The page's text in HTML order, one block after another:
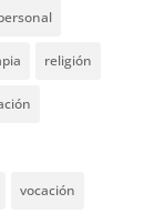
religión
vocación